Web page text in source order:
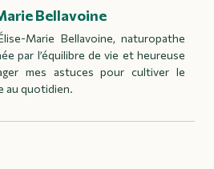
Bellavoine
Marie Bellavoine, naturopathe
par l’équilibre de vie et heureuse
mes astuces pour cultiver le
au quotidien.